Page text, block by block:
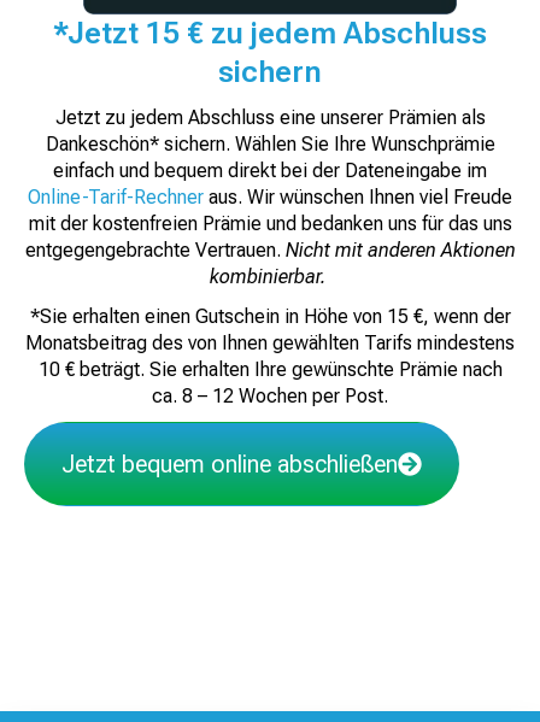
*Jetzt 15 € zu jedem Abschluss
sichern
Jetzt zu jedem Abschluss eine unserer Prämien als
Dankeschön* sichern. Wählen Sie Ihre Wunschprämie
einfach und bequem direkt bei der Dateneingabe im
Online-Tarif-Rechner aus. Wir wünschen Ihnen viel Freude
mit der kostenfreien Prämie und bedanken uns für das uns
entgegengebrachte Vertrauen. Nicht mit anderen Aktionen
kombinierbar.
*Sie erhalten einen Gutschein in Höhe von 15 €, wenn der
Monatsbeitrag des von Ihnen gewählten Tarifs mindestens
10 € beträgt. Sie erhalten Ihre gewünschte Prämie nach
ca. 8 – 12 Wochen per Post.
Jetzt bequem online abschließen